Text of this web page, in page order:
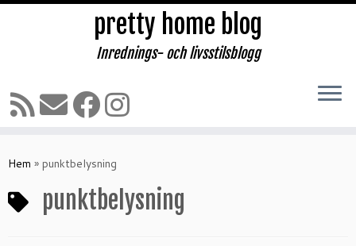
till
pretty home blog
Inrednings- och livsstilsblogg
Hem » punktbelysning
punktbelysning